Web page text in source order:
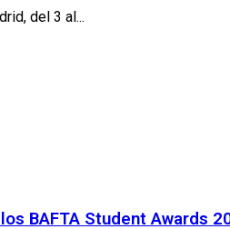
del 3 al...
BAFTA Student Awards